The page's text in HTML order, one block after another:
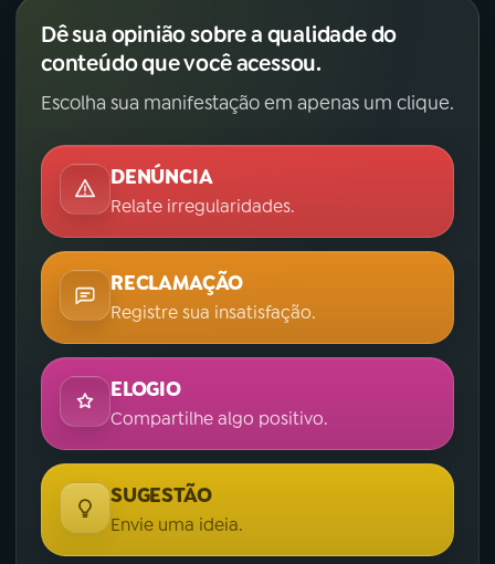
Dê sua opinião sobre a qualidade do
conteúdo que você acessou.
Escolha sua manifestação em apenas um clique.
DENÚNCIA
Relate irregularidades.
RECLAMAÇÃO
Registre sua insatisfação.
ELOGIO
Compartilhe algo positivo.
SUGESTÃO
Envie uma ideia.